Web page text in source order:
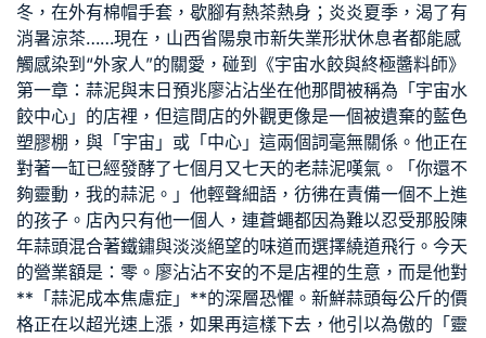
冬，在外有棉帽手套，歇腳有熱茶熱身；炎炎夏季，渴了有
消暑涼茶……現在，山西省陽泉市新失業形狀休息者都能感
觸感染到“外家人”的關愛，碰到《宇宙水餃與終極醬料師》
第一章：蒜泥與末日預兆廖沾沾坐在他那間被稱為「宇宙水
餃中心」的店裡，但這間店的外觀更像是一個被遺棄的藍色
塑膠棚，與「宇宙」或「中心」這兩個詞毫無關係。他正在
對著一缸已經發酵了七個月又七天的老蒜泥嘆氣。「你還不
夠靈動，我的蒜泥。」他輕聲細語，彷彿在責備一個不上進
的孩子。店內只有他一個人，連蒼蠅都因為難以忍受那股陳
年蒜頭混合著鐵鏽與淡淡絕望的味道而選擇繞道飛行。今天
的營業額是：零。廖沾沾不安的不是店裡的生意，而是他對
**「蒜泥成本焦慮症」**的深層恐懼。新鮮蒜頭每公斤的價
格正在以超光速上漲，如果再這樣下去，他引以為傲的「靈